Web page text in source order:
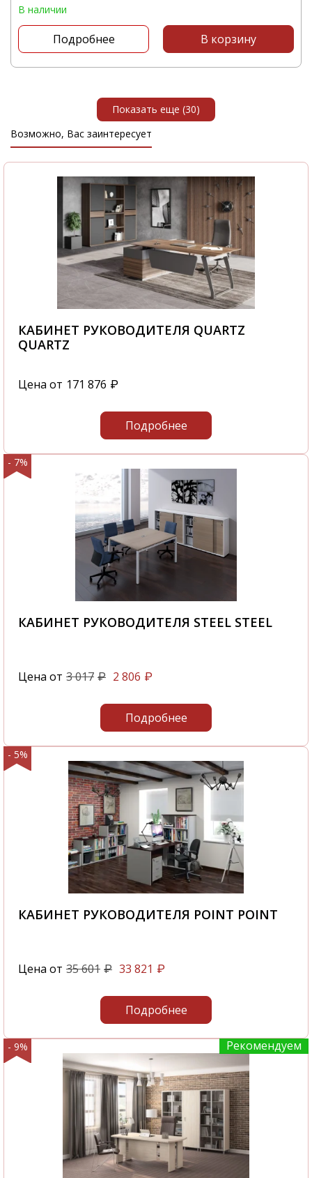
этаж
В наличии
Подробнее В корзину
Показать еще (30)
Возможно, Вас заинтересует
КАБИНЕТ РУКОВОДИТЕЛЯ QUARTZ
QUARTZ
Цена от 171 876 ₽
Подробнее
- 7%
КАБИНЕТ РУКОВОДИТЕЛЯ STEEL STEEL
Цена от 3 017 ₽ 2 806 ₽
Подробнее
- 5%
КАБИНЕТ РУКОВОДИТЕЛЯ POINT POINT
Цена от 35 601 ₽ 33 821 ₽
Подробнее
Рекомендуем
- 9%